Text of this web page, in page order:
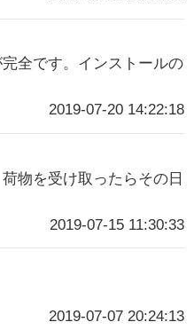
全です。インストールの
2019-07-20 14:22:18
物を受け取ったらその日
2019-07-15 11:30:33
2019-07-07 20:24:13